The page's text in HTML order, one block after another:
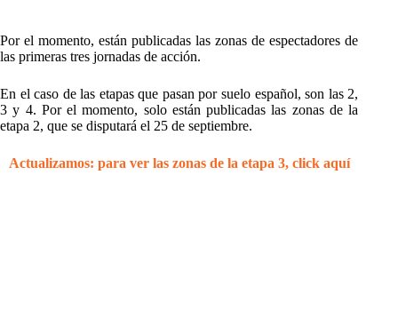
Por el momento, están publicadas las zonas de espectadores de
las primeras tres jornadas de acción.
En el caso de las etapas que pasan por suelo español, son las 2,
3 y 4. Por el momento, solo están publicadas las zonas de la
etapa 2, que se disputará el 25 de septiembre.
Actualizamos: para ver las zonas de la etapa 3, click aquí